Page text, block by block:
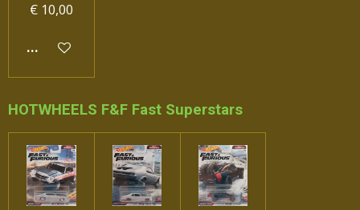
€ 10,00
IN WINKELWAGEN
HOTWHEELS F&F Fast Superstars